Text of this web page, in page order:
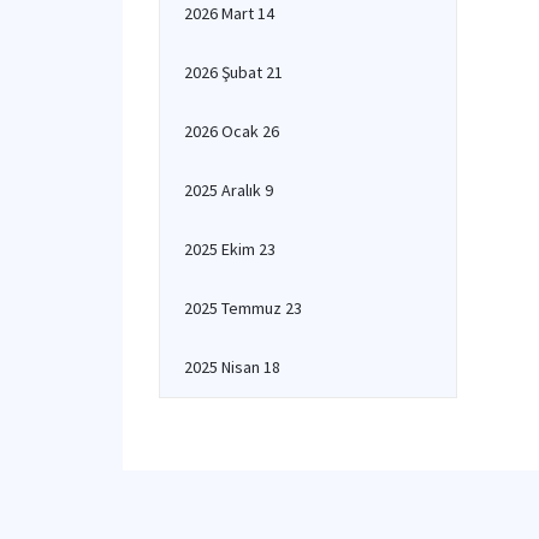
2026 Mart 14
2026 Şubat 21
2026 Ocak 26
2025 Aralık 9
2025 Ekim 23
2025 Temmuz 23
2025 Nisan 18